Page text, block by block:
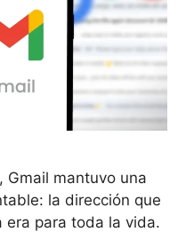
Gmail mantuvo una
la dirección que
era para toda la vida.